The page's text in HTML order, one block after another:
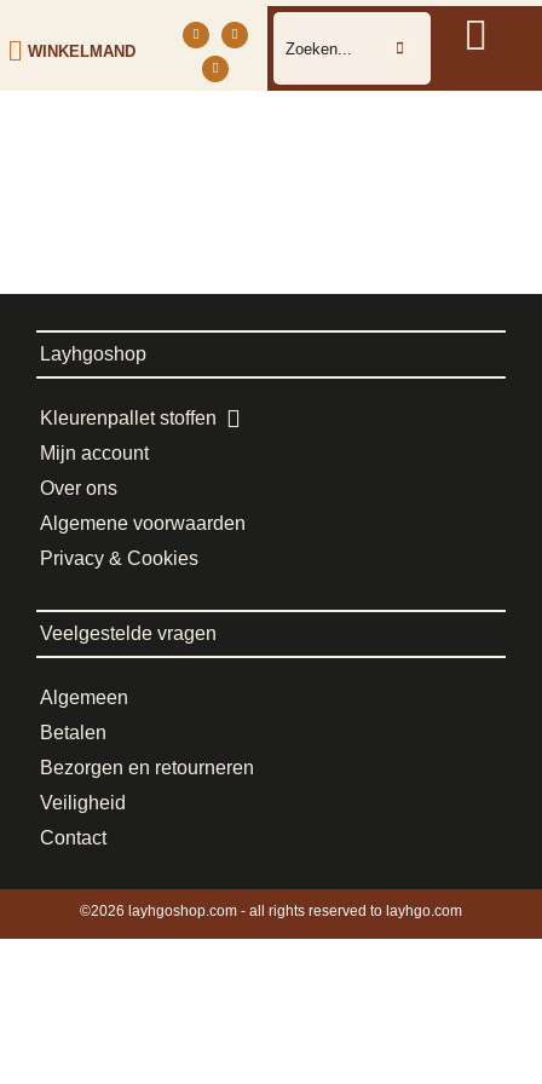
WINKELMAND
Layhgoshop
Kleurenpallet stoffen
Mijn account
Over ons
Algemene voorwaarden
Privacy & Cookies
Veelgestelde vragen
Algemeen
Betalen
Bezorgen en retourneren
Veiligheid
Contact
©2026 layhgoshop.com - all rights reserved to layhgo.com